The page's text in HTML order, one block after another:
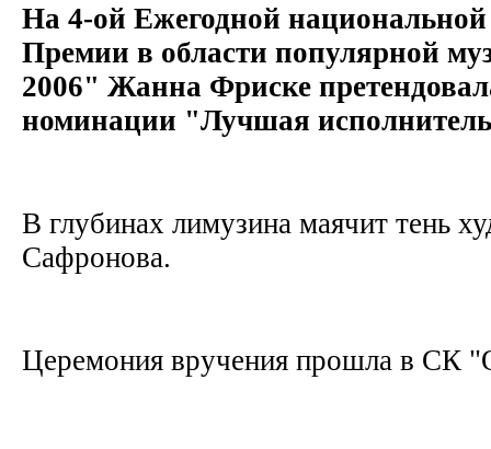
На 4-ой Ежегодной национальной
Премии в области популярной
2006" Жанна Фриске
номинации "Лучшая
В глубинах лимузина маячит тень
Сафронова.
Церемония вручения прошла в СК